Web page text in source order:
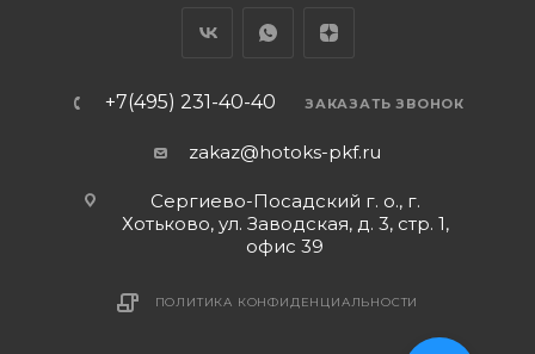
+7(495) 231-40-40 ЗАКАЗАТЬ ЗВОНОК
zakaz@hotoks-pkf.ru
Сергиево-Посадский г. о., г.
Хотьково, ул. Заводская, д. 3, стр. 1,
офис 39
ПОЛИТИКА КОНФИДЕНЦИАЛЬНОСТИ